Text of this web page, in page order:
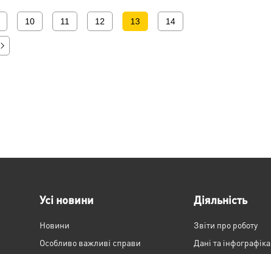
10 11 12 13 14
Усі новини
Новини
Особливо важливі справи
Діяльність
Звіти про роботу
Дані та інфографіка